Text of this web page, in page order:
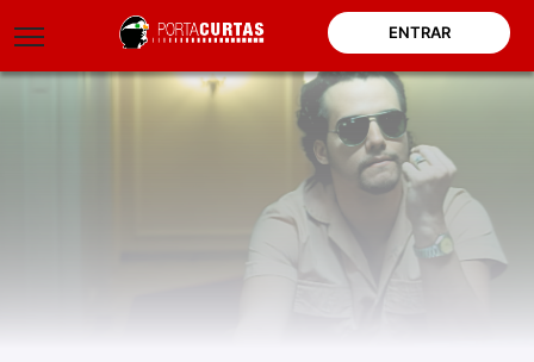
ENTRAR